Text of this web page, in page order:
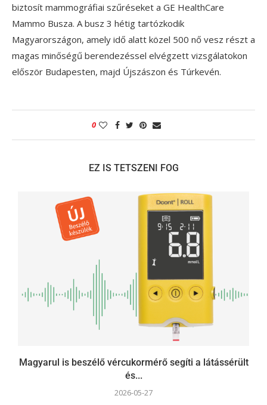
biztosít mammográfiai szűréseket a GE HealthCare
Mammo Busza. A busz 3 hétig tartózkodik
Magyarországon, amely idő alatt közel 500 nő vesz részt a
magas minőségű berendezéssel elvégzett vizsgálatokon
először Budapesten, majd Újszászon és Túrkevén.
0
EZ IS TETSZENI FOG
Magyarul is beszélő vércukormérő segíti a látássérült
és...
2026-05-27